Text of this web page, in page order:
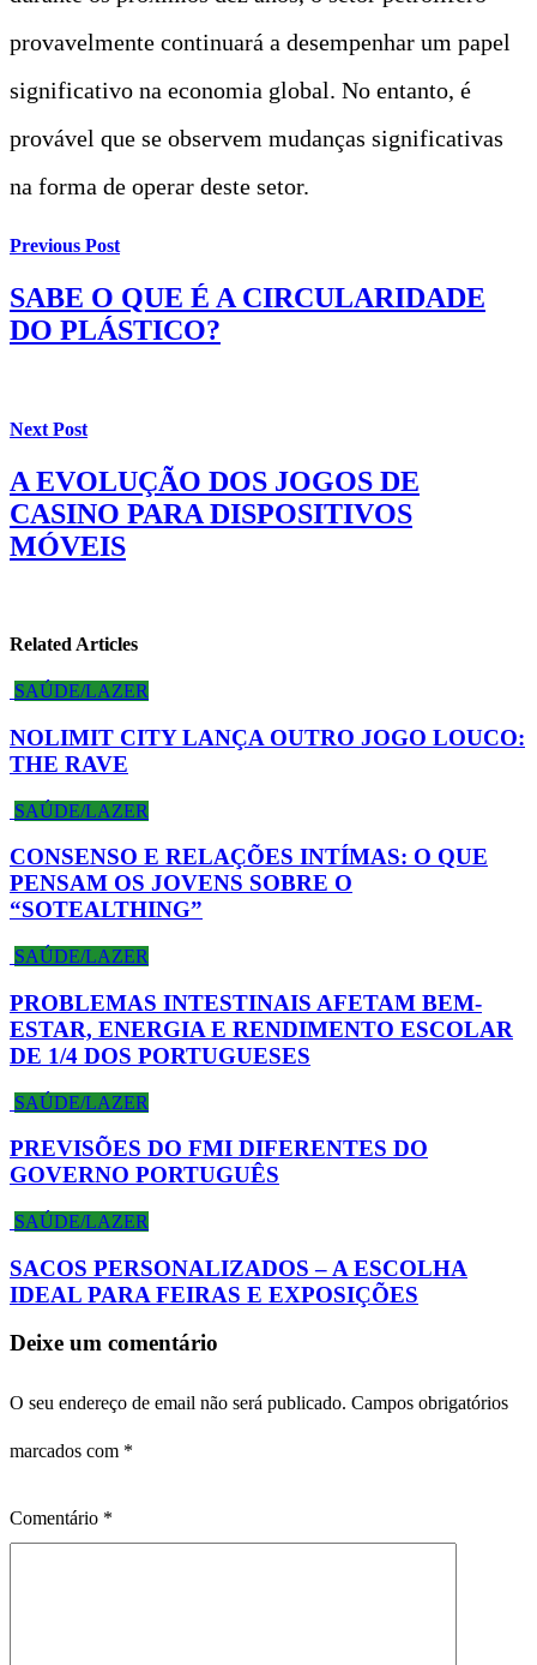
provavelmente continuará a desempenhar um papel
significativo na economia global. No entanto, é
provável que se observem mudanças significativas
na forma de operar deste setor.
Previous Post
SABE O QUE É A CIRCULARIDADE
DO PLÁSTICO?
Next Post
A EVOLUÇÃO DOS JOGOS DE
CASINO PARA DISPOSITIVOS
MÓVEIS
Related Articles
SAÚDE/LAZER
NOLIMIT CITY LANÇA OUTRO JOGO LOUCO:
THE RAVE
SAÚDE/LAZER
CONSENSO E RELAÇÕES INTÍMAS: O QUE
PENSAM OS JOVENS SOBRE O
“SOTEALTHING”
SAÚDE/LAZER
PROBLEMAS INTESTINAIS AFETAM BEM-
ESTAR, ENERGIA E RENDIMENTO ESCOLAR
DE 1/4 DOS PORTUGUESES
SAÚDE/LAZER
PREVISÕES DO FMI DIFERENTES DO
GOVERNO PORTUGUÊS
SAÚDE/LAZER
SACOS PERSONALIZADOS – A ESCOLHA
IDEAL PARA FEIRAS E EXPOSIÇÕES
Deixe um comentário
O seu endereço de email não será publicado. Campos obrigatórios
marcados com *
Comentário *